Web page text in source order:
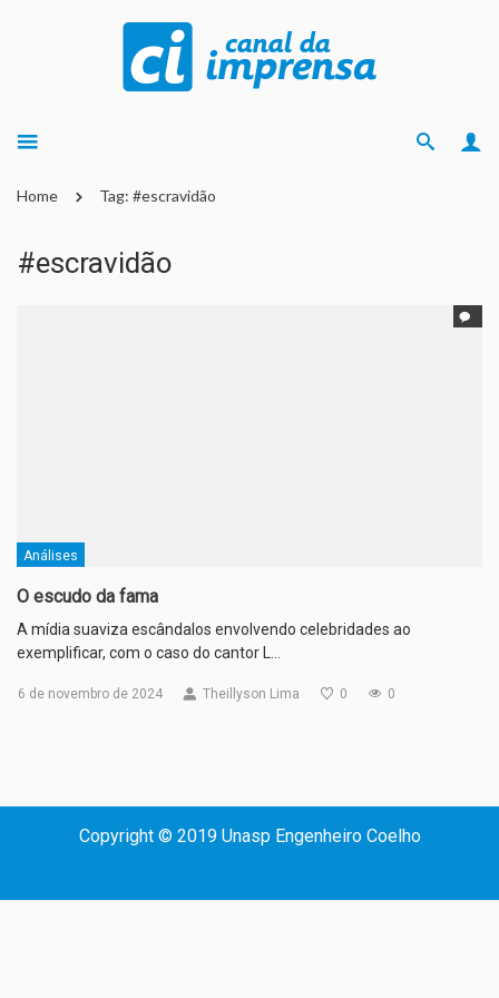
Home Tag: #escravidão
#escravidão
Análises
O escudo da fama
A mídia suaviza escândalos envolvendo celebridades ao
exemplificar, com o caso do cantor L…
6 de novembro de 2024 Theillyson Lima 0 0
Copyright © 2019 Unasp Engenheiro Coelho